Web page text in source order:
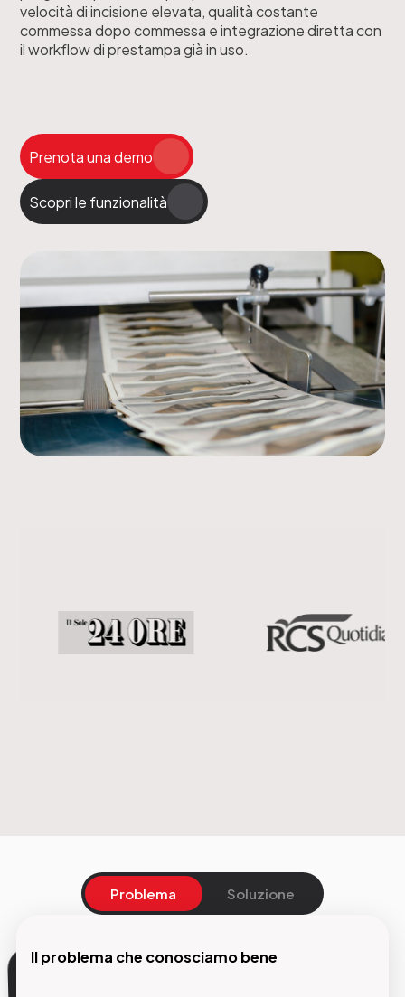
velocità di incisione elevata, qualità costante
commessa dopo commessa e integrazione diretta con
il workflow di prestampa già in uso.
Prenota una demo
Scopri le funzionalità
Problema Soluzione
Il problema che conosciamo bene